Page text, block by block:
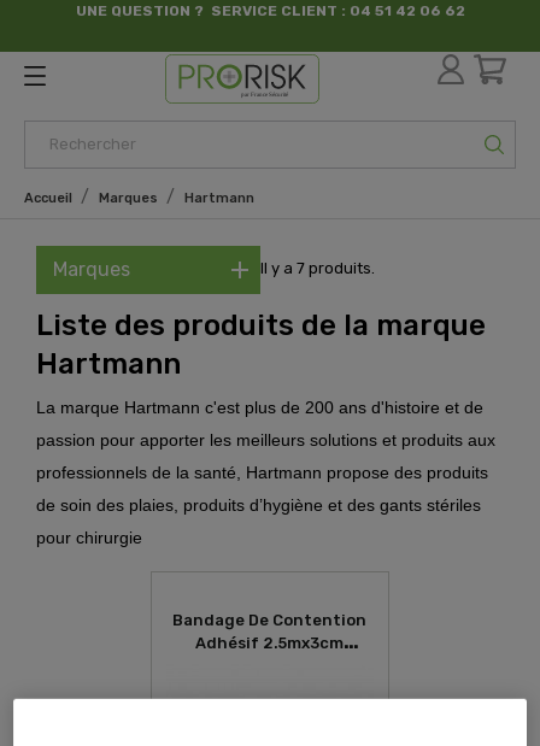
UNE QUESTION ? SERVICE CLIENT : 04 51 42 06 62
par France Sécurité
Accueil Marques Hartmann
Marques Il y a 7 produits.
Liste des produits de la marque
Hartmann
La marque Hartmann c'est plus de 200 ans d'histoire et de
passion pour apporter les meilleurs solutions et produits aux
professionnels de la santé, Hartmann propose des produits
de soin des plaies, produits d’hygiène et des gants stériles
pour chirurgie
Bandage De Contention
Adhésif 2.5mx3cm